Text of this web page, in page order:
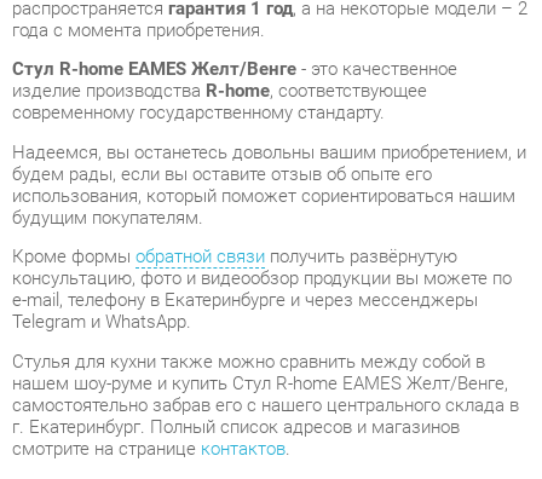
Надеемся, вы останетесь довольны вашим приобретением, и
будем рады, если вы оставите отзыв об опыте его
будущим покупателям.
Кроме формыобратной связиполучить развёрнутую
e-mail, телефону в Екатеринбурге и через мессенджеры
Telegram и WhatsApp.
Стулья для кухни также можно сравнить между собой в
нашем шоу-руме и купить Стул R-home EAMES Желт/Венге,
самостоятельно забрав его с нашего центрального склада в
г. Екатеринбург. Полный список адресов и магазинов
смотрите на страницеконтактов.
Материал
Микровелюр
Цвет
Желтый
Высота, мм
830